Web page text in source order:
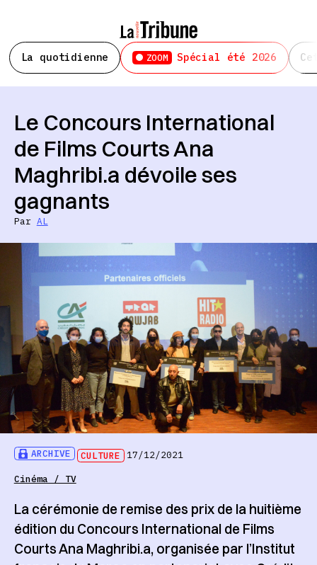
La quotidienne ZOOM Spécial été 2026
ARCHIVE CULTURE
17/12/2021
Cinéma / TV
Le Concours International
de Films Courts Ana
Maghribi.a dévoile ses
gagnants
Par AL
La cérémonie de remise des prix de la huitième
édition du Concours International de Films
Courts Ana Maghribi.a, organisée par l’Institut